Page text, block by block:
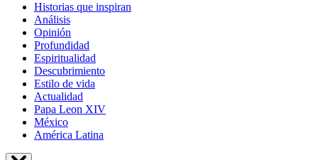
Historias que inspiran
Análisis
Opinión
Profundidad
Espiritualidad
Descubrimiento
Estilo de vida
Actualidad
Papa Leon XIV
México
América Latina